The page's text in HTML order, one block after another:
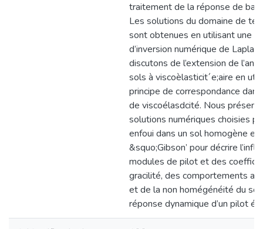
traitement de la réponse de
Les solutions du domaine de
sont obtenues en utilisant une
d’inversion numérique de
discutons de l’extension de
sols à viscoèlasticit´e;aire en
principe de correspondance
de viscoélasdcité. Nous
solutions numériques choisies
enfoui dans un sol homogène et
&squo;Gibson’ pour décrire
modules de pilot et des
gracilité, des comportements
et de la non homégénéité du sol
réponse dynamique d’un pilot